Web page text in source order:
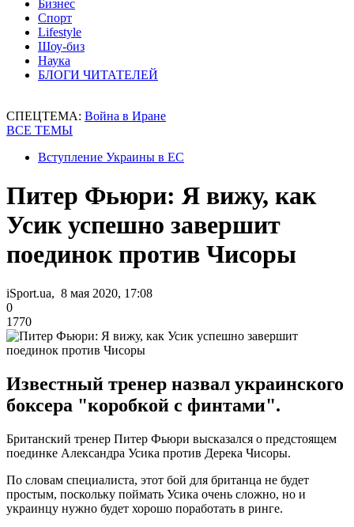
Бизнес
Спорт
Lifestyle
Шоу-биз
Наука
БЛОГИ ЧИТАТЕЛЕЙ
СПЕЦТЕМА: Война в Иране
ВСЕ ТЕМЫ
Вступление Украины в ЕС
Питер Фьюри: Я вижу, как
Усик успешно завершит
поединок против Чисоры
iSport.ua, 8 мая 2020, 17:08
0
1770
Известный тренер назвал украинского
боксера "коробкой с финтами".
Британский тренер Питер Фьюри высказался о предстоящем
поединке Александра Усика против Дерека Чисоры.
По словам специалиста, этот бой для британца не будет
простым, поскольку поймать Усика очень сложно, но и
украинцу нужно будет хорошо поработать в ринге.